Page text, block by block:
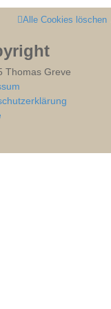
Alle Cookies löschen
Thomas Greve